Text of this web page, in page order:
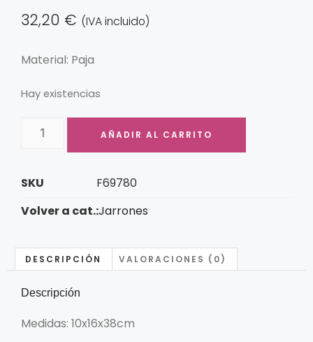
32,20 € (IVA incluido)
Material: Paja
Hay existencias
AÑADIR AL CARRITO
SKU
F69780
Volver a cat.:Jarrones
DESCRIPCIÓN VALORACIONES (0)
Descripción
Medidas: 10x16x38cm